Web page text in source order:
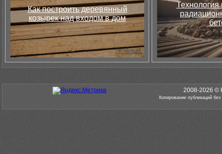
Как построить деревянный
козырек над входом в дом
Технология
2008-2026 ©
Копирование публикаций